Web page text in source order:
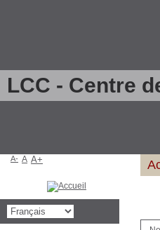
LCC - Centre
A- A A+